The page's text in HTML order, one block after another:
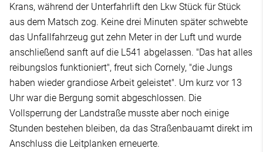
Krans, während der Unterfahrlift den Lkw Stück für Stück
aus dem Matsch zog. Keine drei Minuten später schwebte
das Unfallfahrzeug gut zehn Meter in der Luft und wurde
anschließend sanft auf die L541 abgelassen. "Das hat alles
reibungslos funktioniert", freut sich Cornely, "die Jungs
haben wieder grandiose Arbeit geleistet". Um kurz vor 13
Uhr war die Bergung somit abgeschlossen. Die
Vollsperrung der Landstraße musste aber noch einige
Stunden bestehen bleiben, da das Straßenbauamt direkt im
Anschluss die Leitplanken erneuerte.